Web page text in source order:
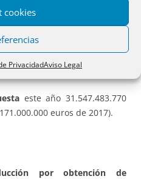
cookies
PrivacidadAviso Legal
de los recursos ajenos del
Bancaria (FROB) en
de euros (18.465.216,00
17.891.000 en 2015 y
este año 31.547.483.770
euros de 2017).
por obtención de